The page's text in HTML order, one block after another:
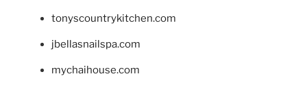
tonyscountrykitchen.com
jbellasnailspa.com
mychaihouse.com